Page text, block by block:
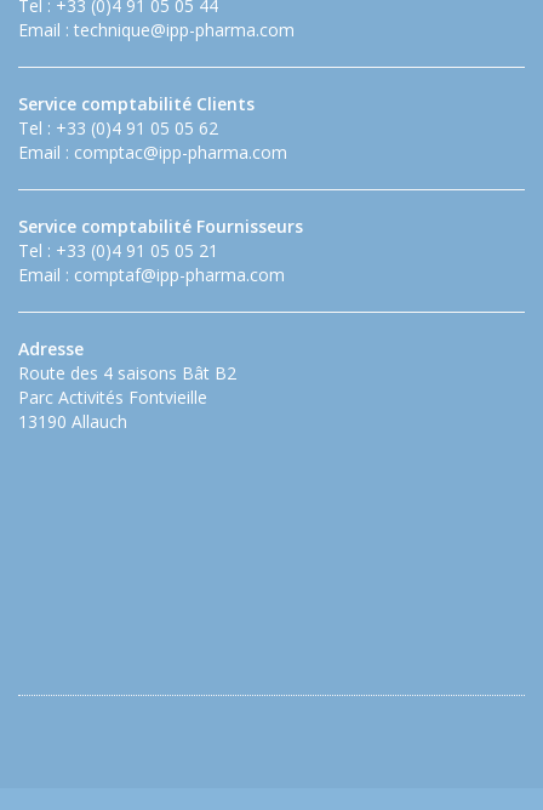
Tel : +33 (0)4 91 05 05 44
Email : technique@ipp-pharma.com
Service comptabilité Clients
Tel : +33 (0)4 91 05 05 62
Email : comptac@ipp-pharma.com
Service comptabilité Fournisseurs
Tel : +33 (0)4 91 05 05 21
Email : comptaf@ipp-pharma.com
Adresse
Route des 4 saisons Bât B2
Parc Activités Fontvieille
13190 Allauch